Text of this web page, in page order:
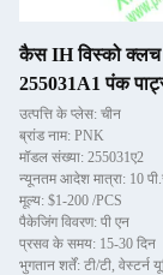
कैस IH विस्को क्लच
255031A1 पंक
उत्पत्ति के प्लेस: चीन
ब्रांड नाम: PNK
मॉडल संख्या: 255031ए2
न्यूनतम आदेश मात्रा: 10
मूल्य: $1-200 /PCS
पैकेजिंग विवरण: पी एन
प्रसव के समय: 15-30 दिन
भुगतान शर्तें: टी/टी, वेस्टर्न